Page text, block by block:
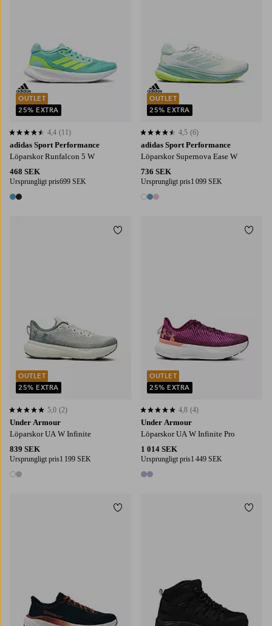
adidas Sport Performance
Löparskor Runfalcon 5 W
468 SEK
Ursprungligt pris699 SEK
2 färger
4,4 baserat på 11 st betyg
4,4 (11)
OUTLET
25% EXTRA
adidas Sport Performance
Löparskor Supernova Ease W
736 SEK
Ursprungligt pris1 099 SEK
3 färger
4,5 baserat på 6 st betyg
4,5 (6)
OUTLET
25% EXTRA
Under Armour
Löparskor UA W Infinite
839 SEK
Ursprungligt pris1 199 SEK
2 färger
5,0 baserat på 2 st betyg
5,0 (2)
OUTLET
25% EXTRA
Lägg till i favoriter
Under Armour
Löparskor UA W Infinite Pro
1 014 SEK
Ursprungligt pris1 449 SEK
2 färger
4,8 baserat på 4 st betyg
4,8 (4)
OUTLET
25% EXTRA
Lägg till i favoriter